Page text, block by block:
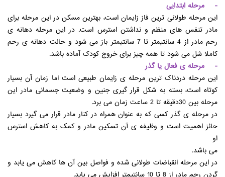
- مرحله ابتدایی
این مرحله طولانی ترین فاز زایمان است، بهترین مسکن در این مرحله برای
مادر تنفس های منظم و نداشتن استرس است. در این مرحله دهانه ی
رحم مادر از 4 سانتیمتر تا 7 سانتیمتر باز می شود و حالت دهانه ی رحم
کاملا شل می شود تا همه چیز برای خروج کودک آماده باشد.
- مرحله ی فعال یا گذر
این مرحله دردناک ترین مرحله ی زایمان طبیعی است اما زمان آن بسیار
کوتاه است، بسته به شکل قرار گیری جنین و وضعیت جسمانی مادر این
مرحله بین 30دقیقه تا 2 ساعت زمان می برد.
در مرحله ی گذر کسی که به عنوان همراه در کنار مادر قرار می گیرد بسیار
حائز اهمیت است و وظیفه ی آن تسکین مادر و کمک به کاهش استرس
او
می باشد.
در این مرحله انقباضات طولانی شده و فواصل بین آن ها کاهش می یابد و
گردن رحم مادر از 8 تا 10 سانتیمتر افزایش می یابد.